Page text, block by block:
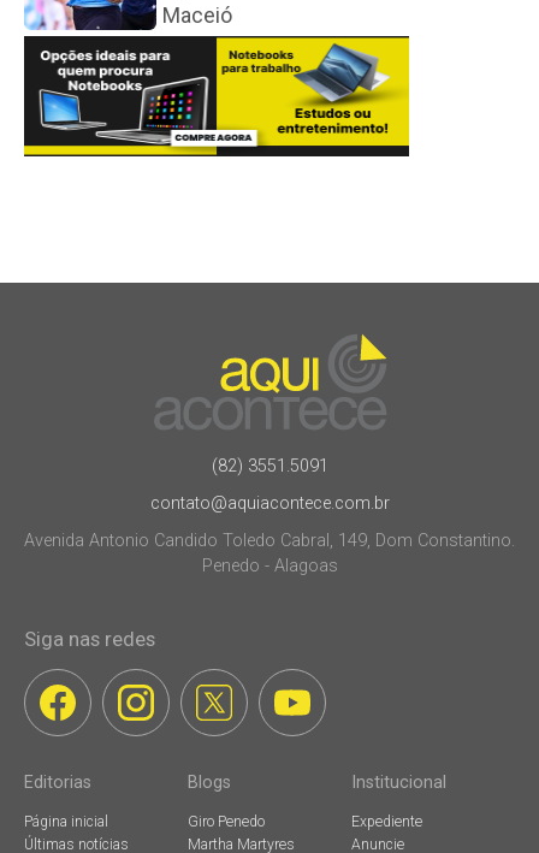
Maceió
(82) 3551.5091
contato@aquiacontece.com.br
Avenida Antonio Candido Toledo Cabral, 149, Dom Constantino.
Penedo - Alagoas
Siga nas redes
Editorias
Página inicial
Últimas notícias
Blogs
Giro Penedo
Martha Martyres
Institucional
Expediente
Anuncie